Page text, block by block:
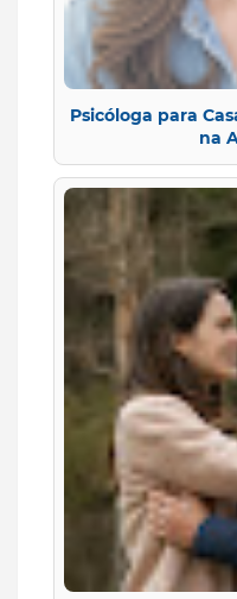
Psicóloga para
na